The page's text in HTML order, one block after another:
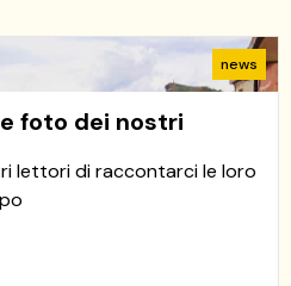
news
foto dei nostri
lettori di raccontarci le loro